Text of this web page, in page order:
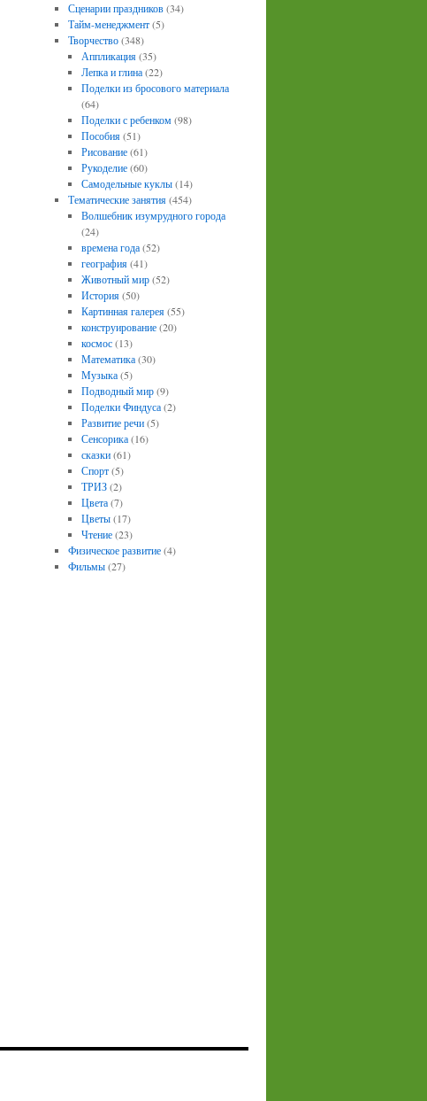
Сценарии праздников(34)
Тайм-менеджмент(5)
Творчество(348)
Аппликация(35)
Лепка и глина(22)
Поделки из бросового материала
(64)
Поделки с ребенком(98)
Пособия(51)
Рисование(61)
Рукоделие(60)
Самодельные куклы(14)
Тематические занятия(454)
Волшебник изумрудного города
(24)
времена года(52)
география(41)
Животный мир(52)
История(50)
Картинная галерея(55)
конструирование(20)
космос(13)
Математика(30)
Музыка(5)
Подводный мир(9)
Поделки Финдуса(2)
Развитие речи(5)
Сенсорика(16)
сказки(61)
Спорт(5)
ТРИЗ(2)
Цвета(7)
Цветы(17)
Чтение(23)
Физическое развитие(4)
Фильмы(27)